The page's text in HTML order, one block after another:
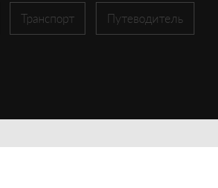
Транспорт Путеводитель